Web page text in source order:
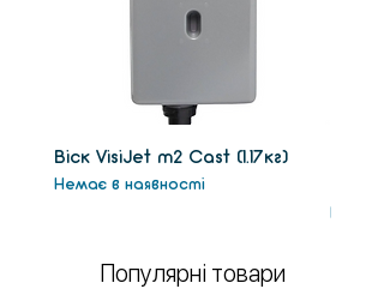
Віск VisiJet m2 Сast (1.17кг)
Немає в наявності
Немає
Популярні товари